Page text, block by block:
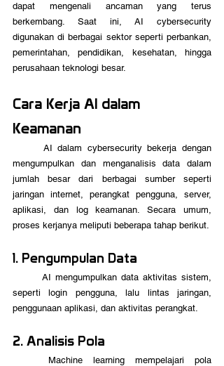
dapat mengenali ancaman yang terus
berkembang. Saat ini, AI cybersecurity
digunakan di berbagai sektor seperti perbankan,
pemerintahan, pendidikan, kesehatan, hingga
perusahaan teknologi besar.
Cara Kerja AI dalam
Keamanan
mengumpulkan dan menganalisis data dalam
jumlah besar dari berbagai sumber seperti
jaringan internet, perangkat pengguna, server,
aplikasi, dan log keamanan. Secara umum,
proses kerjanya meliputi beberapa tahap berikut.
1. Pengumpulan Data
seperti login pengguna, lalu lintas jaringan,
penggunaan aplikasi, dan aktivitas perangkat.
2. Analisis Pola